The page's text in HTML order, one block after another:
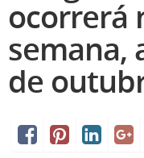
ocorrerá
semana,
de